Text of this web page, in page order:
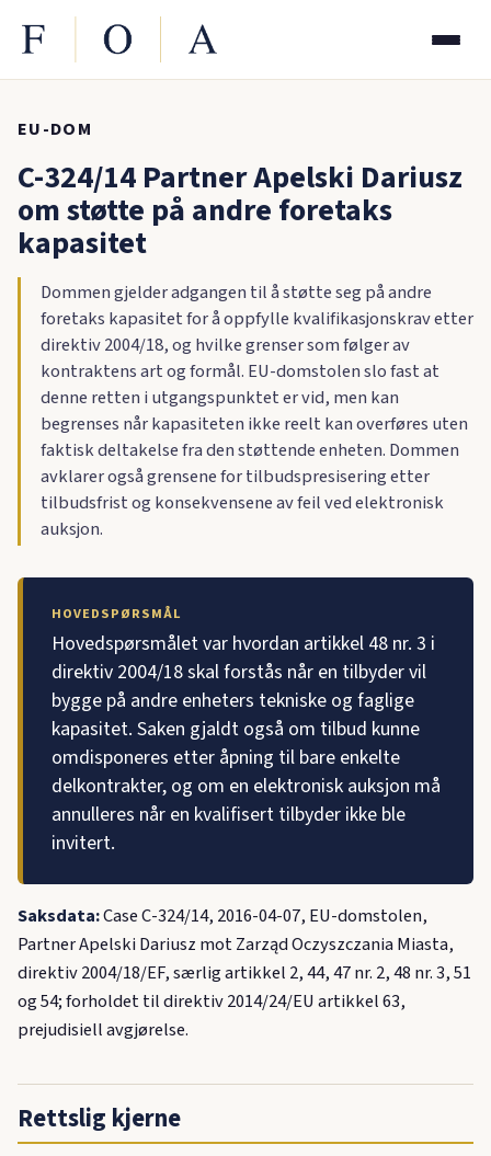
EU-DOM
C-324/14 Partner Apelski Dariusz
om støtte på andre foretaks
kapasitet
Dommen gjelder adgangen til å støtte seg på andre
foretaks kapasitet for å oppfylle kvalifikasjonskrav etter
direktiv 2004/18, og hvilke grenser som følger av
kontraktens art og formål. EU-domstolen slo fast at
denne retten i utgangspunktet er vid, men kan
begrenses når kapasiteten ikke reelt kan overføres uten
faktisk deltakelse fra den støttende enheten. Dommen
avklarer også grensene for tilbudspresisering etter
tilbudsfrist og konsekvensene av feil ved elektronisk
auksjon.
HOVEDSPØRSMÅL
Hovedspørsmålet var hvordan artikkel 48 nr. 3 i
direktiv 2004/18 skal forstås når en tilbyder vil
bygge på andre enheters tekniske og faglige
kapasitet. Saken gjaldt også om tilbud kunne
omdisponeres etter åpning til bare enkelte
delkontrakter, og om en elektronisk auksjon må
annulleres når en kvalifisert tilbyder ikke ble
invitert.
Saksdata:Case C-324/14, 2016-04-07, EU-domstolen,
Partner Apelski Dariusz mot Zarząd Oczyszczania Miasta,
direktiv 2004/18/EF, særlig artikkel 2, 44, 47 nr. 2, 48 nr. 3, 51
og 54; forholdet til direktiv 2014/24/EU artikkel 63,
prejudisiell avgjørelse.
Rettslig kjerne